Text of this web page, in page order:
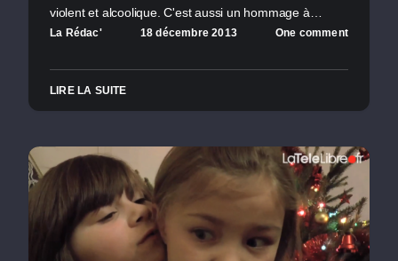
violent et alcoolique. C'est aussi un hommage à…
La Rédac' 18 décembre 2013 One comment
LIRE LA SUITE